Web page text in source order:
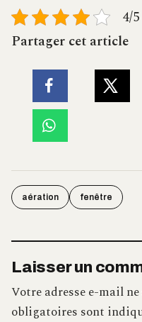
4/
Partager cet article
aération fenêtre
Laisser un
Votre adresse e-mail
obligatoires sont